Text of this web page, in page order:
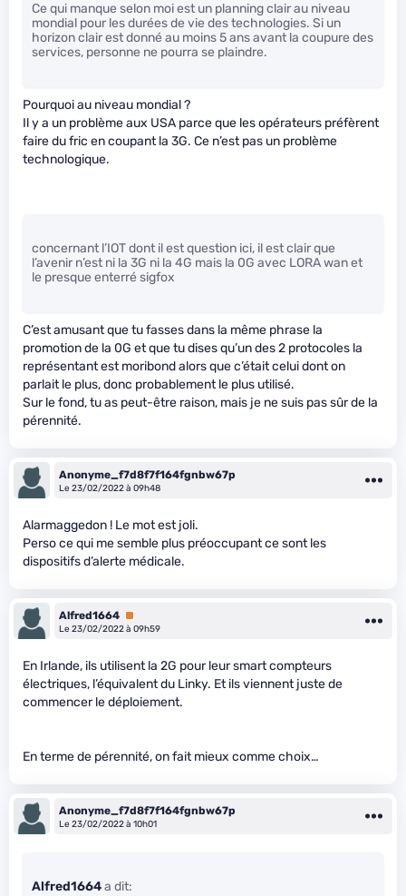
Ce qui manque selon moi est un planning clair au niveau
mondial pour les durées de vie des technologies. Si un
horizon clair est donné au moins 5 ans avant la coupure des
services, personne ne pourra se plaindre.
Pourquoi au niveau mondial ?
Il y a un problème aux USA parce que les opérateurs préfèrent
faire du fric en coupant la 3G. Ce n’est pas un problème
technologique.
concernant l’IOT dont il est question ici, il est clair que
l’avenir n’est ni la 3G ni la 4G mais la 0G avec LORA wan et
le presque enterré sigfox
C’est amusant que tu fasses dans la même phrase la
promotion de la 0G et que tu dises qu’un des 2 protocoles la
représentant est moribond alors que c’était celui dont on
parlait le plus, donc probablement le plus utilisé.
Sur le fond, tu as peut-être raison, mais je ne suis pas sûr de la
pérennité.
Anonyme_f7d8f7f164fgnbw67p
Le 23/02/2022 à 09h48
Alarmaggedon ! Le mot est joli.
Perso ce qui me semble plus préoccupant ce sont les
dispositifs d’alerte médicale.
Alfred1664 Premium
Le 23/02/2022 à 09h59
En Irlande, ils utilisent la 2G pour leur smart compteurs
électriques, l’équivalent du Linky. Et ils viennent juste de
commencer le déploiement.
En terme de pérennité, on fait mieux comme choix…
Anonyme_f7d8f7f164fgnbw67p
Le 23/02/2022 à 10h01
Alfred1664a dit: